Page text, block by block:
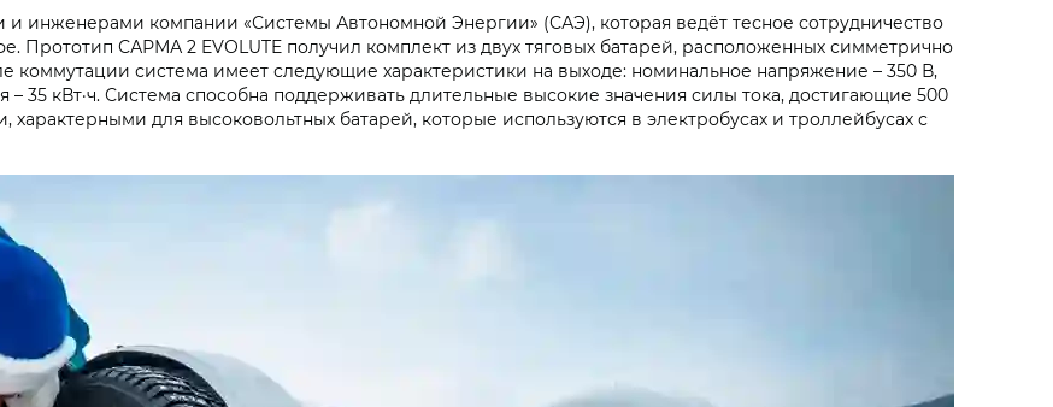
и инженерами компании «Системы Автономной Энергии» (САЭ), которая ведёт тесное сотрудничество
Прототип САРМА 2 EVOLUTE получил комплект из двух тяговых батарей, расположенных симметрично
коммутации система имеет следующие характеристики на выходе: номинальное напряжение – 350 В,
– 35 кВт·ч. Система способна поддерживать длительные высокие значения силы тока, достигающие 500
для высоковольтных батарей, которые используются в электробусах и троллейбусах с